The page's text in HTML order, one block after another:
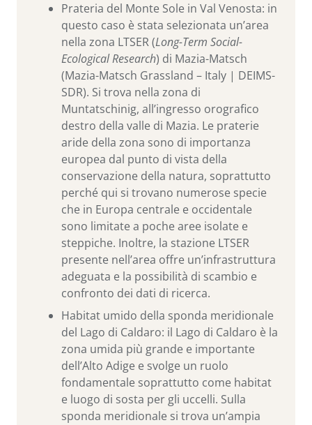
Prateria del Monte Sole in Val Venosta: in
questo caso è stata selezionata un’area
nella zona LTSER (Long-Term Social-
Ecological Research) di Mazia-Matsch
(Mazia-Matsch Grassland – Italy | DEIMS-
SDR). Si trova nella zona di
Muntatschinig, all’ingresso orografico
destro della valle di Mazia. Le praterie
aride della zona sono di importanza
europea dal punto di vista della
conservazione della natura, soprattutto
perché qui si trovano numerose specie
che in Europa centrale e occidentale
sono limitate a poche aree isolate e
steppiche. Inoltre, la stazione LTSER
presente nell’area offre un’infrastruttura
adeguata e la possibilità di scambio e
confronto dei dati di ricerca.
Habitat umido della sponda meridionale
del Lago di Caldaro: il Lago di Caldaro è la
zona umida più grande e importante
dell’Alto Adige e svolge un ruolo
fondamentale soprattutto come habitat
e luogo di sosta per gli uccelli. Sulla
sponda meridionale si trova un’ampia